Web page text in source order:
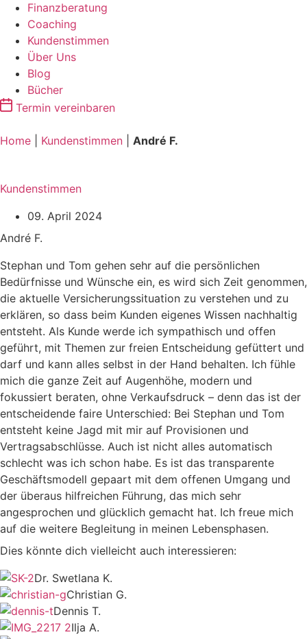
Finanzberatung
Coaching
Kundenstimmen
Über Uns
Blog
Bücher
Termin vereinbaren
Home Kundenstimmen André F.
Kundenstimmen
09. April 2024
André F.
Stephan und Tom gehen sehr auf die persönlichen
Bedürfnisse und Wünsche ein, es wird sich Zeit genommen,
die aktuelle Versicherungssituation zu verstehen und zu
erklären, so dass beim Kunden eigenes Wissen nachhaltig
entsteht. Als Kunde werde ich sympathisch und offen
geführt, mit Themen zur freien Entscheidung gefüttert und
darf und kann alles selbst in der Hand behalten. Ich fühle
mich die ganze Zeit auf Augenhöhe, modern und
fokussiert beraten, ohne Verkaufsdruck – denn das ist der
entscheidende faire Unterschied: Bei Stephan und Tom
entsteht keine Jagd mit mir auf Provisionen und
Vertragsabschlüsse. Auch ist nicht alles automatisch
schlecht was ich schon habe. Es ist das transparente
Geschäftsmodell gepaart mit dem offenen Umgang und
der überaus hilfreichen Führung, das mich sehr
angesprochen und glücklich gemacht hat. Ich freue mich
auf die weitere Begleitung in meinen Lebensphasen.
Dies könnte dich vielleicht auch interessieren:
Dr. Swetlana K.
Christian G.
Dennis T.
Ilja A.